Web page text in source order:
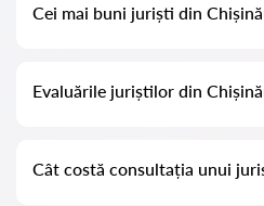
Cei mai buni juriști din
informații complete. Prețuri, evaluări,
Evaluările juriștilor din
ștergem evaluările negative și nu
Cât costă consultația unui